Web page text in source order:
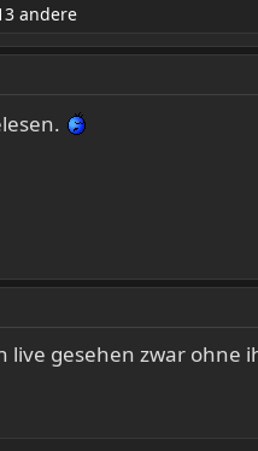
andere
live gesehen zwar